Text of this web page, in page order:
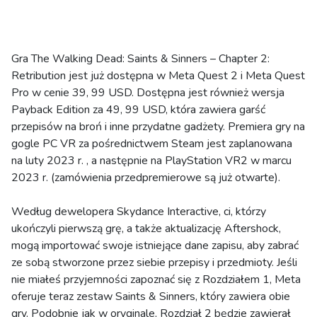
Gra The Walking Dead: Saints & Sinners – Chapter 2:
Retribution jest już dostępna w Meta Quest 2 i Meta Quest
Pro w cenie 39, 99 USD. Dostępna jest również wersja
Payback Edition za 49, 99 USD, która zawiera garść
przepisów na broń i inne przydatne gadżety. Premiera gry na
gogle PC VR za pośrednictwem Steam jest zaplanowana
na luty 2023 r. , a następnie na PlayStation VR2 w marcu
2023 r. (zamówienia przedpremierowe są już otwarte).
Według dewelopera Skydance Interactive, ci, którzy
ukończyli pierwszą grę, a także aktualizację Aftershock,
mogą importować swoje istniejące dane zapisu, aby zabrać
ze sobą stworzone przez siebie przepisy i przedmioty. Jeśli
nie miałeś przyjemności zapoznać się z Rozdziałem 1, Meta
oferuje teraz zestaw Saints & Sinners, który zawiera obie
gry. Podobnie jak w oryginale, Rozdział 2 będzie zawierał